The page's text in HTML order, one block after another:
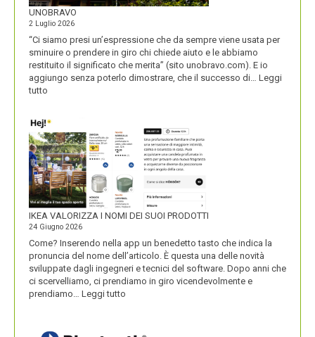
UNOBRAVO
2 Luglio 2026
“Ci siamo presi un’espressione che da sempre viene usata per
sminuire o prendere in giro chi chiede aiuto e le abbiamo
restituito il significato che merita” (sito unobravo.com). E io
aggiungo senza poterlo dimostrare, che il successo di… Leggi
tutto
IKEA VALORIZZA I NOMI DEI SUOI PRODOTTI
24 Giugno 2026
Come? Inserendo nella app un benedetto tasto che indica la
pronuncia del nome dell’articolo. È questa una delle novità
sviluppate dagli ingegneri e tecnici del software. Dopo anni che
ci scervelliamo, ci prendiamo in giro vicendevolmente e
prendiamo… Leggi tutto